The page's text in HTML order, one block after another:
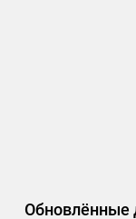
Обновлённые